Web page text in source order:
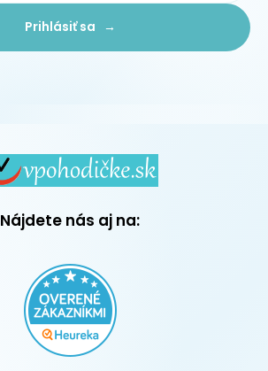
Prihlásiť sa →
Nájdete nás aj na: